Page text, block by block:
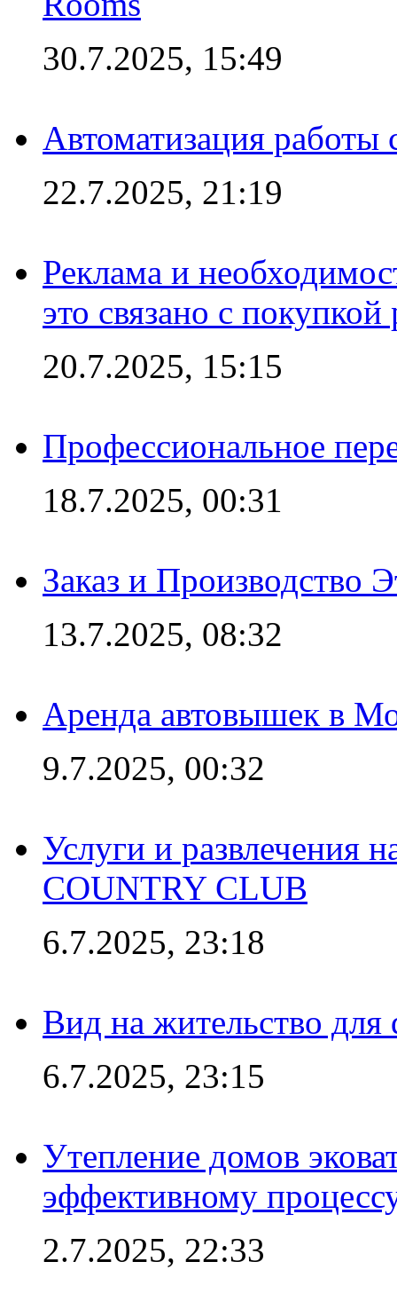
30.7.2025, 15:49
Автоматизация работы
22.7.2025, 21:19
Реклама и
это связано с покупкой
20.7.2025, 15:15
Профессиональное
18.7.2025, 00:31
Заказ и Производство
13.7.2025, 08:32
Аренда автовышек в
9.7.2025, 00:32
Услуги и развлечения
COUNTRY CLUB
6.7.2025, 23:18
Вид на жительство
6.7.2025, 23:15
Утепление домов
эффективному
2.7.2025, 22:33